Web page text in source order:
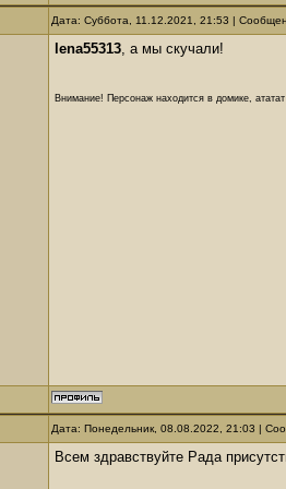
Дата: Суббота, 11.12.2021, 21:53 |
lena55313, а мы скучали!
Внимание! Персонаж находится в домике,
Дата: Понедельник, 08.08.2022, 21:03 |
Всем здравствуйте Рада